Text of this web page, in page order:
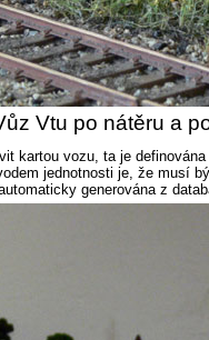
Vtu po nátěru a
kartou vozu, ta je
jednotnosti je, že musí
generována z